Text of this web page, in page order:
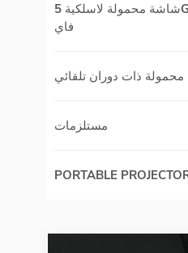
شاشة محمولة لاسلكية 5G تعمل بالواي
فاي
ذات دوران تلقائي
مستلزمات
PORTABLE